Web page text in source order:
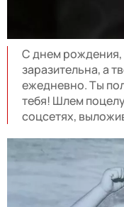
С днем рождения,
заразительна, а
ежедневно. Ты
тебя! Шлем
соцсетях,